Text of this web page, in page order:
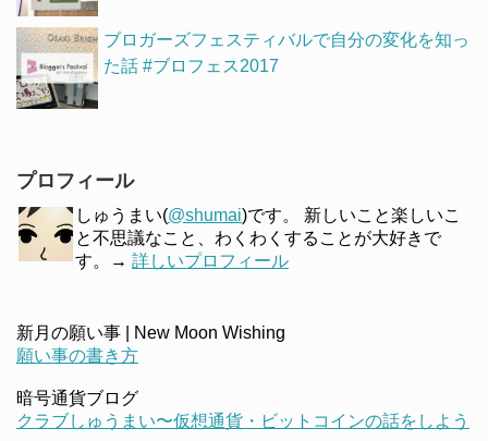
ブロガーズフェスティバルで自分の変化を知っ
た話 #ブロフェス2017
プロフィール
しゅうまい(@shumai)です。 新しいこと楽しいこ
と不思議なこと、わくわくすることが大好きで
す。→ 詳しいプロフィール
新月の願い事 | New Moon Wishing
願い事の書き方
暗号通貨ブログ
クラブしゅうまい〜仮想通貨・ビットコインの話をしよう